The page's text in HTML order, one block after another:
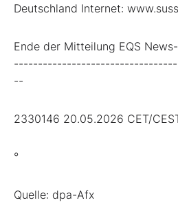
Deutschland Internet:
Ende der Mitteilung EQS
--
2330146 20.05.2026 CET/
°
Quelle: dpa-Afx